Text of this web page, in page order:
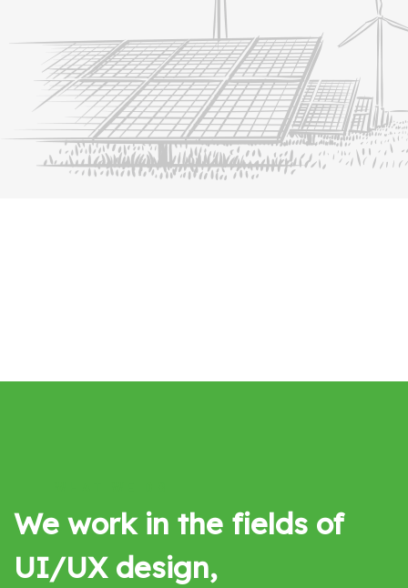
We work in the fields of
UI/UX design,